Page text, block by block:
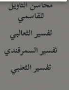
محاسن التأويل
للقاسمي
تفسير الثعالبي
تفسير السمرقندي
تفسير الثعلبي